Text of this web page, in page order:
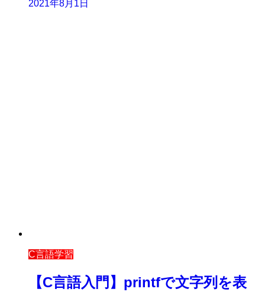
2021年8月1日
C言語学習
【C言語入門】printfで文字列を表